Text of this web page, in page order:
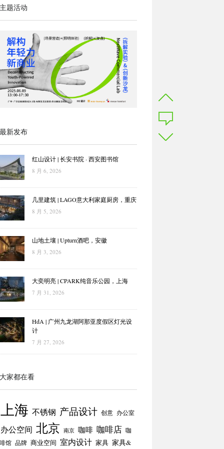
题活动
新发布
红山设计 | 长安书院 · 西安图书馆
8 月 6, 2026
几里建筑 | LAGO意大利家庭厨房，重庆
8 月 5, 2026
山地土壤 | Upturn酒吧，安徽
8 月 3, 2026
大奕明亮 | CPARK纯音乐公园，上海
7 月 31, 2026
HdA | 广州九龙湖阿那亚度假区灯光设
计
7 月 27, 2026
家都在看
上海 不锈钢 产品设计 创意 办公室
办公空间 北京 南京 咖啡 咖啡店 咖
馆 品牌 商业空间 室内设计 家具 家具&